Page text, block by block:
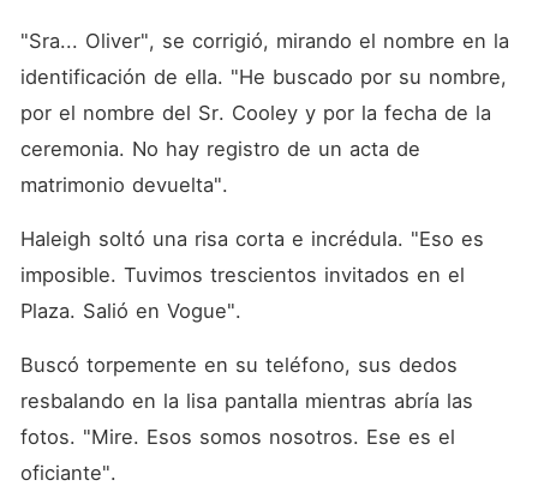
Me usaron para cumplir el
requisito de tres años del
fideicomiso. Se burlaban de
mi infertilidad -la cual sufrí
por salvarle la vida a Gray
en un accidente- mientras
ellos esperaban a su
reputación y humillada al día
siguiente. Me limpié las
lágrimas y saqué mi labial
llorando, llamé al enemigo
mortal de la familia, el
despiadado magnate Hjalmer
Cooley", le dije con voz
"Sra... Oliver", se corrigió, mirando el nombre en la
identificación de ella. "He buscado por su nombre,
por el nombre del Sr. Cooley y por la fecha de la
ceremonia. No hay registro de un acta de
matrimonio devuelta".
Haleigh soltó una risa corta e incrédula. "Eso es
imposible. Tuvimos trescientos invitados en el
Plaza. Salió en Vogue".
Buscó torpemente en su teléfono, sus dedos
resbalando en la lisa pantalla mientras abría las
fotos. "Mire. Esos somos nosotros. Ese es el
oficiante".